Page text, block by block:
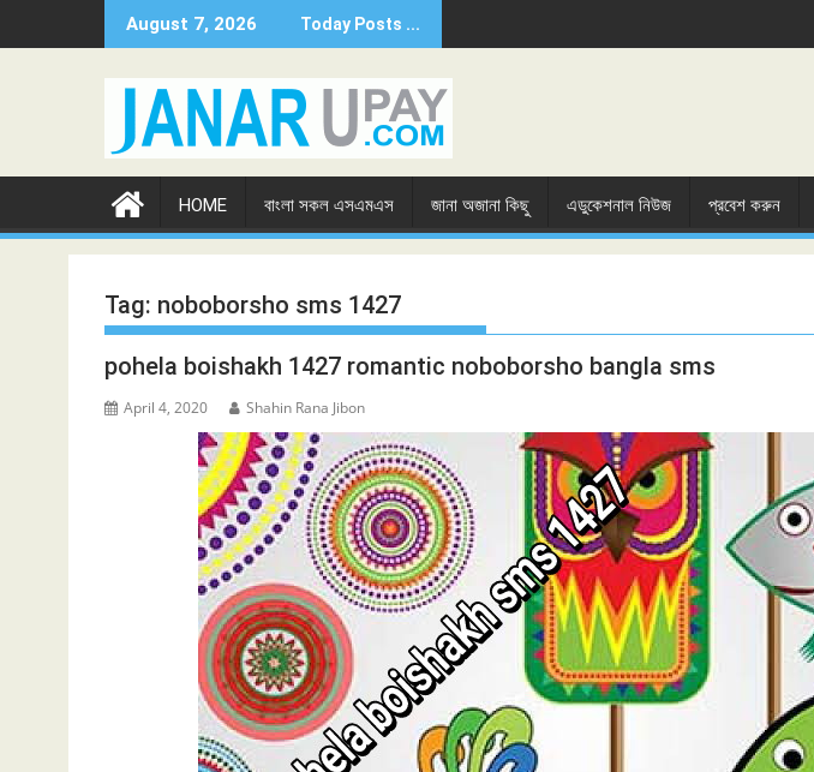
to
August 7, 2026 Today Posts ...
HOME বাংলা সকল এসএমএস জানা অজানা কিছু এডুকেশনাল নিউজ প্রবেশ করুন
Tag: noboborsho sms 1427
pohela boishakh 1427 romantic noboborsho bangla sms
April 4, 2020 Shahin Rana Jibon